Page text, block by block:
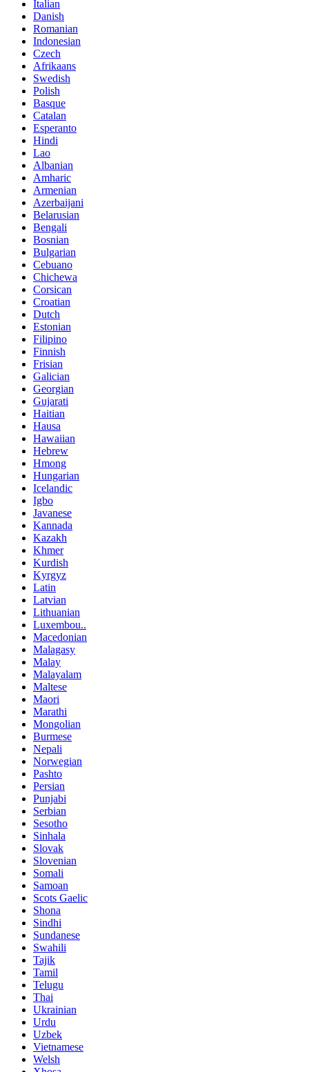
Italian
Danish
Romanian
Indonesian
Czech
Afrikaans
Swedish
Polish
Basque
Catalan
Esperanto
Hindi
Lao
Albanian
Amharic
Armenian
Azerbaijani
Belarusian
Bengali
Bosnian
Bulgarian
Cebuano
Chichewa
Corsican
Croatian
Dutch
Estonian
Filipino
Finnish
Frisian
Galician
Georgian
Gujarati
Haitian
Hausa
Hawaiian
Hebrew
Hmong
Hungarian
Icelandic
Igbo
Javanese
Kannada
Kazakh
Khmer
Kurdish
Kyrgyz
Latin
Latvian
Lithuanian
Luxembou..
Macedonian
Malagasy
Malay
Malayalam
Maltese
Maori
Marathi
Mongolian
Burmese
Nepali
Norwegian
Pashto
Persian
Punjabi
Serbian
Sesotho
Sinhala
Slovak
Slovenian
Somali
Samoan
Scots Gaelic
Shona
Sindhi
Sundanese
Swahili
Tajik
Tamil
Telugu
Thai
Ukrainian
Urdu
Uzbek
Vietnamese
Welsh